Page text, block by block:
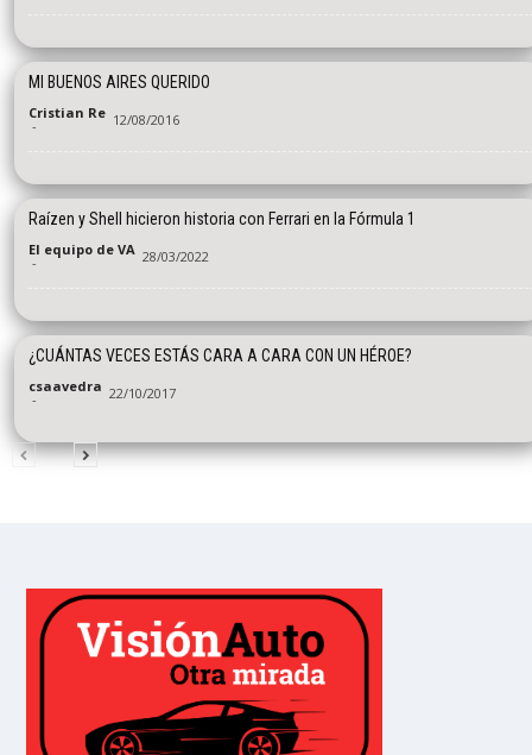
MI BUENOS AIRES QUERIDO
Cristian Re
- 12/08/2016
Raízen y Shell hicieron historia con Ferrari en la Fórmula 1
El equipo de VA
- 28/03/2022
¿CUÁNTAS VECES ESTÁS CARA A CARA CON UN HÉROE?
csaavedra
- 22/10/2017